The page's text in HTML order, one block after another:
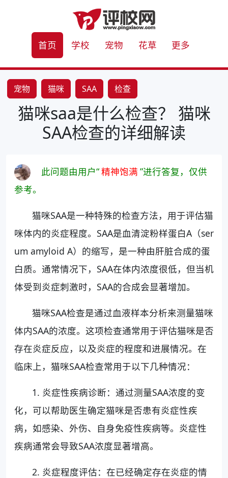
首页 学校 宠物 花草 更多
宠物 猫咪 SAA 检查
猫咪saa是什么检查？ 猫咪
SAA检查的详细解读
此问题由用户“精神饱满 ”进行答复，仅供
参考。
猫咪SAA是一种特殊的检查方法，用于评估猫
咪体内的炎症程度。SAA是血清淀粉样蛋白A（ser
um amyloid A）的缩写，是一种由肝脏合成的蛋
白质。通常情况下，SAA在体内浓度很低，但当机
体受到炎症刺激时，SAA的合成会显著增加。
猫咪SAA检查是通过血液样本分析来测量猫咪
体内SAA的浓度。这项检查通常用于评估猫咪是否
存在炎症反应，以及炎症的程度和进展情况。在
临床上，猫咪SAA检查常用于以下几种情况：
1. 炎症性疾病诊断：通过测量SAA浓度的变
化，可以帮助医生确定猫咪是否患有炎症性疾
病，如感染、外伤、自身免疫性疾病等。炎症性
疾病通常会导致SAA浓度显著增高。
2. 炎症程度评估：在已经确定存在炎症的情